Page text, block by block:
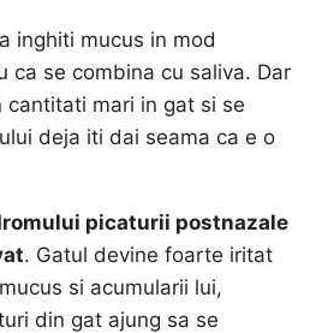
inghiti mucus in mod
ca se combina cu saliva. Dar
cantitati mari in gat si se
deja iti dai seama ca e o
picaturii postnazale
. Gatul devine foarte iritat
si acumularii lui,
din gat ajung sa se